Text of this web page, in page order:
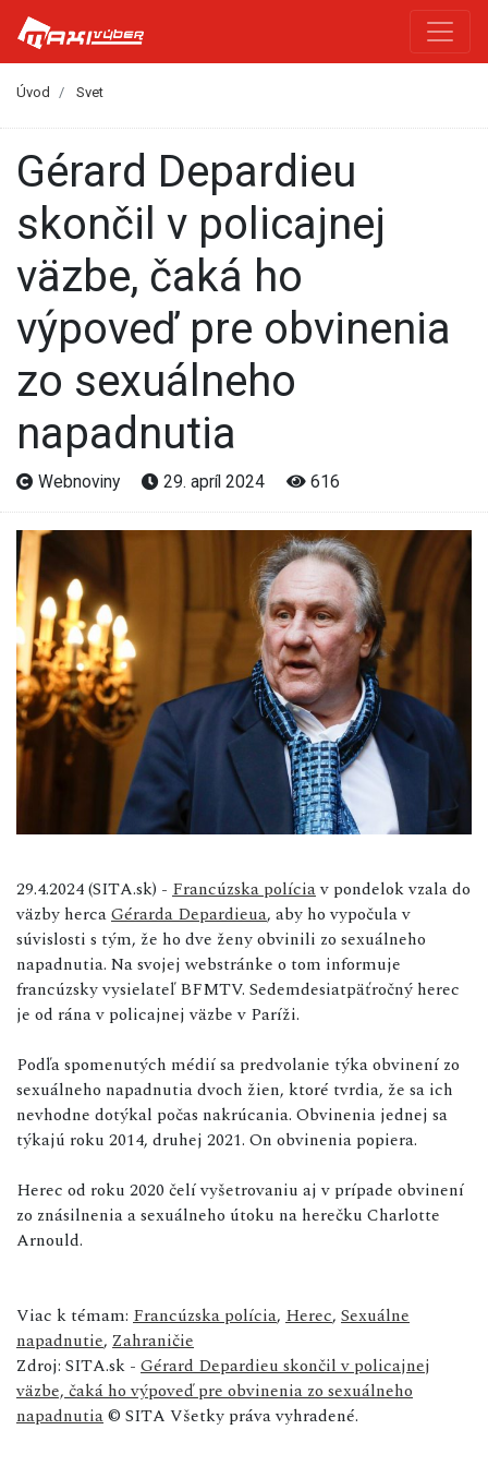
Úvod Svet
Gérard Depardieu
skončil v policajnej
väzbe, čaká ho
výpoveď pre obvinenia
zo sexuálneho
napadnutia
Webnoviny 29. apríl 2024 616
29.4.2024 (SITA.sk) - Francúzska políciav pondelok vzala do
väzby hercaGérarda Depardieua, aby ho vypočula v
súvislosti s tým, že ho dve ženy obvinili zo sexuálneho
napadnutia. Na svojej webstránke o tom informuje
francúzsky vysielateľ BFMTV. Sedemdesiatpäťročný herec
je od rána v policajnej väzbe v Paríži.
Podľa spomenutých médií sa predvolanie týka obvinení zo
sexuálneho napadnutia dvoch žien, ktoré tvrdia, že sa ich
nevhodne dotýkal počas nakrúcania. Obvinenia jednej sa
týkajú roku 2014, druhej 2021. On obvinenia popiera.
Herec od roku 2020 čelí vyšetrovaniu aj v prípade obvinení
zo znásilnenia a sexuálneho útoku na herečku Charlotte
Arnould.
Viac k témam: Francúzska polícia, Herec, Sexuálne
napadnutie, Zahraničie
Zdroj: SITA.sk - Gérard Depardieu skončil v policajnej
väzbe, čaká ho výpoveď pre obvinenia zo sexuálneho
napadnutia© SITA Všetky práva vyhradené.